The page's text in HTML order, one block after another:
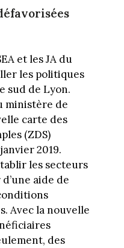
et les JA du
les politiques
sud de Lyon.
ministère de
carte des
(ZDS)
2019.
les secteurs
aide de
Avec la nouvelle
des